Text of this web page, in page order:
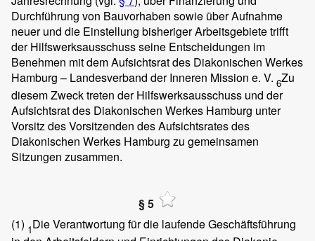
Durchführung von Bauvorhaben sowie über Aufnahme
neuer und die Einstellung bisheriger Arbeitsgebiete trifft
der Hilfswerksausschuss seine Entscheidungen im
Benehmen mit dem Aufsichtsrat des Diakonischen Werkes
Hamburg – Landesverband der Inneren Mission e. V. 6Zu
diesem Zweck treten der Hilfswerksausschuss und der
Aufsichtsrat des Diakonischen Werkes Hamburg unter
Vorsitz des Vorsitzenden des Aufsichtsrates des
Diakonischen Werkes Hamburg zu gemeinsamen
Sitzungen zusammen.
§ 5
(1) 1Die Verantwortung für die laufende Geschäftsführung